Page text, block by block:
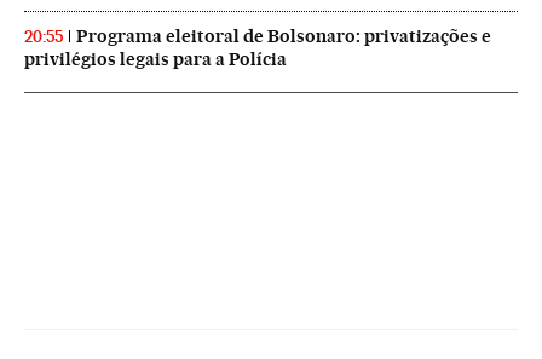
20:55
Programa eleitoral de Bolsonaro: privatizações e
privilégios legais para a Polícia